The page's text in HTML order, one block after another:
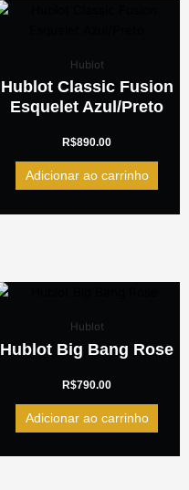
Hublot
Hublot Classic Fusion
Esquelet Azul/Preto
R$890.00
Adicionar ao carrinho
Hublot
Hublot Big Bang Rose
R$790.00
Adicionar ao carrinho